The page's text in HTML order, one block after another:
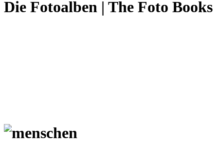
Die Fotoalben | The Foto Books